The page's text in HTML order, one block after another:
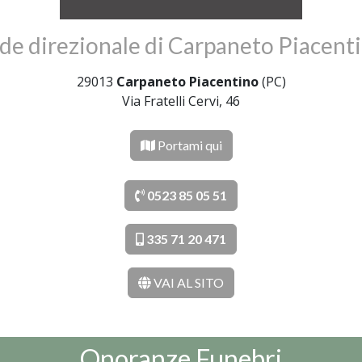
direzionale di Carpaneto
29013 Carpaneto Piacentino(PC)
Via Fratelli Cervi, 46
Portami qui
0523 85 05 51
335 71 20 471
VAI AL SITO